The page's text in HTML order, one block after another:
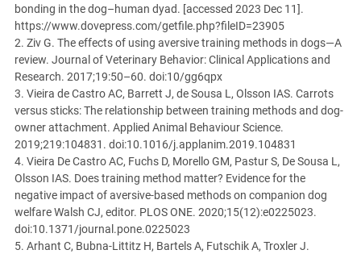
bonding in the dog–human dyad. [accessed 2023 Dec 11].
https://www.dovepress.com/getfile.php?fileID=23905
2. Ziv G. The effects of using aversive training methods in dogs—A
review. Journal of Veterinary Behavior: Clinical Applications and
Research. 2017;19:50–60. doi:10/gg6qpx
3. Vieira de Castro AC, Barrett J, de Sousa L, Olsson IAS. Carrots
versus sticks: The relationship between training methods and dog-
owner attachment. Applied Animal Behaviour Science.
2019;219:104831. doi:10.1016/j.applanim.2019.104831
4. Vieira De Castro AC, Fuchs D, Morello GM, Pastur S, De Sousa L,
Olsson IAS. Does training method matter? Evidence for the
negative impact of aversive-based methods on companion dog
welfare Walsh CJ, editor. PLOS ONE. 2020;15(12):e0225023.
doi:10.1371/journal.pone.0225023
5. Arhant C, Bubna-Littitz H, Bartels A, Futschik A, Troxler J.